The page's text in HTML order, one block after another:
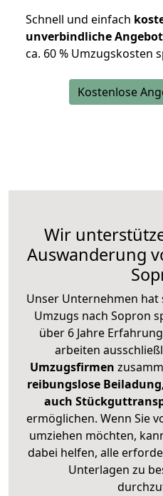
Schnell und einfach
unverbindliche
ca. 60 % Umzugskosten
Kostenlose
Wir
Auswanderung
Unser Unternehmen hat
Umzugs nach Sopron
über 6 Jahre
arbeiten
Umzugsfirmen
reibungslose
auch
ermöglichen. Wenn Sie
umziehen möchten,
dabei helfen, alle
Unterlagen zu